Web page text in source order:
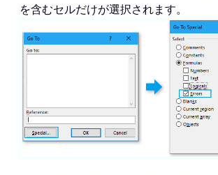
を含むセルだけが選択されます。